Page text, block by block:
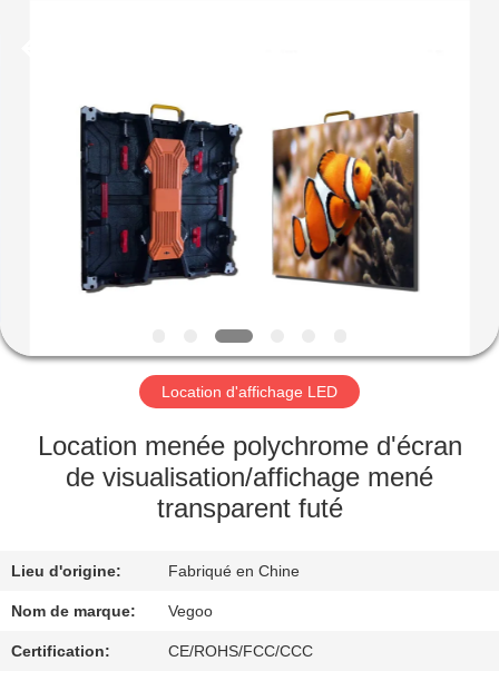
MAISON
PRODUITS
VIDÉOS
PROPOS
VISITE
DE
L'USINE
Location d'affichage LED
Location menée polychrome d'écran
de visualisation/affichage mené
transparent futé
Lieu d'origine: Fabriqué en Chine
Nom de marque: Vegoo
Certification: CE/ROHS/FCC/CCC